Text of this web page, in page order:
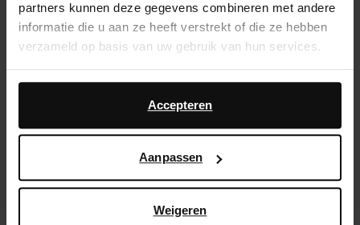
partners kunnen deze gegevens combineren met andere
informatie die u aan ze heeft verstrekt of die ze hebben
verzameld op basis van uw gebruik van hun services.
Daarnaast werken wij samen met Google voor
advertentie- en meetdoeleinden. Meer informatie over
hoe Google uw persoonsgegevens gebruikt, vindt u op
Accepteren
Aanpassen
Weigeren
209.99